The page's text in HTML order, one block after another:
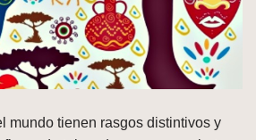
mundo tienen rasgos distintivos y